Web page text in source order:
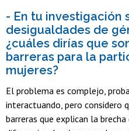
- En tu investigación
desigualdades de
¿cuáles dirías que
barreras para la
mujeres?
El problema es complejo,
interactuando, pero considero
barreras que explican la